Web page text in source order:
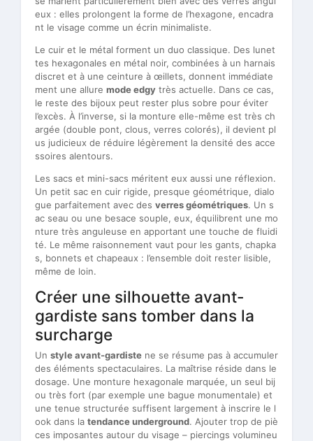
eux : elles prolongent la forme de l’hexagone, encadra
nt le visage comme un écrin minimaliste.
Le cuir et le métal forment un duo classique. Des lunet
tes hexagonales en métal noir, combinées à un harnais
discret et à une ceinture à œillets, donnent immédiate
ment une allure mode edgy très actuelle. Dans ce cas,
le reste des bijoux peut rester plus sobre pour éviter
l’excès. À l’inverse, si la monture elle-même est très ch
argée (double pont, clous, verres colorés), il devient pl
us judicieux de réduire légèrement la densité des acce
ssoires alentours.
Les sacs et mini-sacs méritent eux aussi une réflexion.
Un petit sac en cuir rigide, presque géométrique, dialo
gue parfaitement avec des verres géométriques. Un s
ac seau ou une besace souple, eux, équilibrent une mo
nture très anguleuse en apportant une touche de fluidi
té. Le même raisonnement vaut pour les gants, chapka
s, bonnets et chapeaux : l’ensemble doit rester lisible,
même de loin.
Créer une silhouette avant-
gardiste sans tomber dans la
surcharge
Un style avant-gardiste ne se résume pas à accumuler
des éléments spectaculaires. La maîtrise réside dans le
dosage. Une monture hexagonale marquée, un seul bij
ou très fort (par exemple une bague monumentale) et
une tenue structurée suffisent largement à inscrire le l
ook dans la tendance underground. Ajouter trop de piè
ces imposantes autour du visage – piercings volumineu